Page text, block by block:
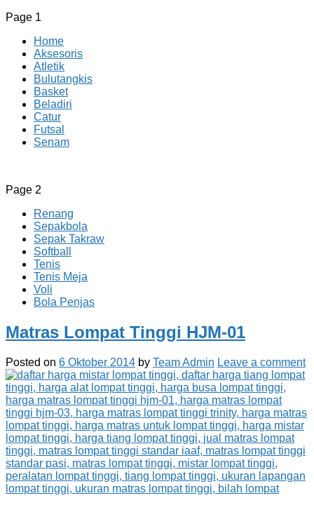
Page 1
Home
Aksesoris
Atletik
Bulutangkis
Basket
Beladiri
Catur
Futsal
Senam
CV JAYA BERSAMA Co Id
Menyediakan Semua Perlengkapan Olahraga Yang
Page 2
Renang
Sepakbola
Sepak Takraw
Softball
Tenis
Tenis Meja
Voli
Bola Penjas
Matras Lompat Tinggi HJM-01
Posted on 6 Oktober 2014 by Team Admin Leave a comment